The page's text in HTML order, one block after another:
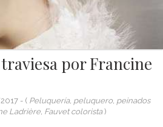
por Francine
- ( Peluquería, peluquero, peinados
Ladrière, Fauvet colorista)